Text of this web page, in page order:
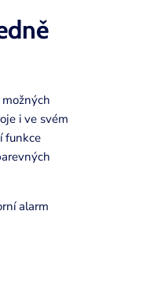
i ve svém
funkce
alarm